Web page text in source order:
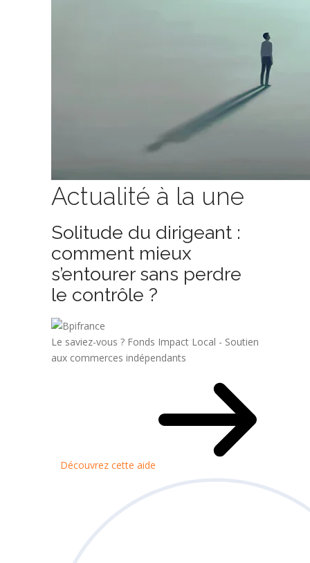
Actualité à la une
Solitude du dirigeant :
comment mieux
s’entourer sans perdre
le contrôle ?
Le saviez-vous ? Fonds Impact Local - Soutien
aux commerces indépendants
Découvrez cette aide